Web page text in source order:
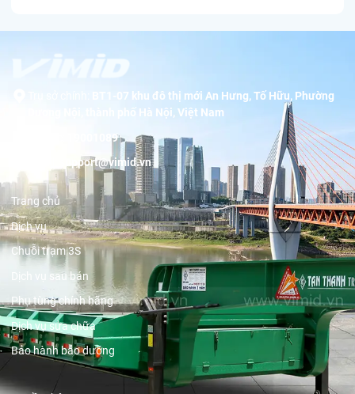
BT1-07 khu đô thị mới An Hưng, Tố Hữu, Phường
Dương Nội, thành phố Hà Nội, Việt Nam
19001089
support@vimid.vn
Trang chủ
Dịch vụ
Chuỗi trạm 3S
Dịch vụ sau bán
Phụ tùng chính hãng
Dịch vụ sửa chữa
Bảo hành bảo dưỡng